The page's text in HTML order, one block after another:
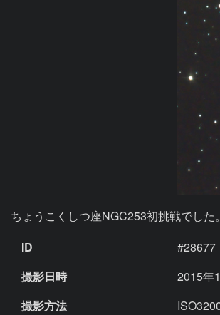
ちょうこくしつ座NGC253初挑戦でし
ID
#28677
撮影日時
2015年
撮影方法